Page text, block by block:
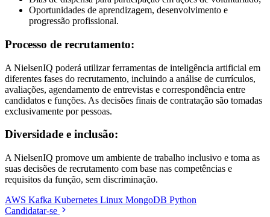
Oportunidades de aprendizagem, desenvolvimento e
progressão profissional.
Processo de recrutamento:
A NielsenIQ poderá utilizar ferramentas de inteligência artificial em
diferentes fases do recrutamento, incluindo a análise de currículos,
avaliações, agendamento de entrevistas e correspondência entre
candidatos e funções. As decisões finais de contratação são tomadas
exclusivamente por pessoas.
Diversidade e inclusão:
A NielsenIQ promove um ambiente de trabalho inclusivo e toma as
suas decisões de recrutamento com base nas competências e
requisitos da função, sem discriminação.
AWS Kafka Kubernetes Linux MongoDB Python
Candidatar-se